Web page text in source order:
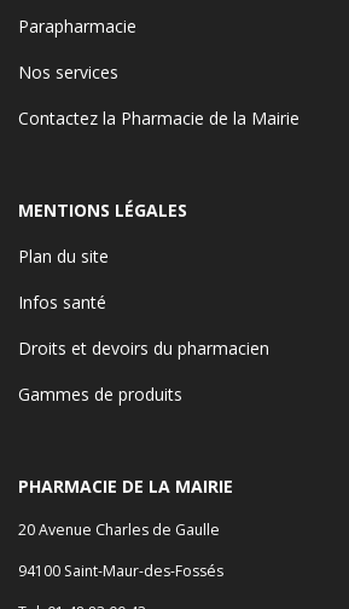
Parapharmacie
Nos services
Contactez la Pharmacie de la Mairie
MENTIONS LÉGALES
Plan du site
Infos santé
Droits et devoirs du pharmacien
Gammes de produits
PHARMACIE DE LA MAIRIE
20 Avenue Charles de Gaulle
94100 Saint-Maur-des-Fossés